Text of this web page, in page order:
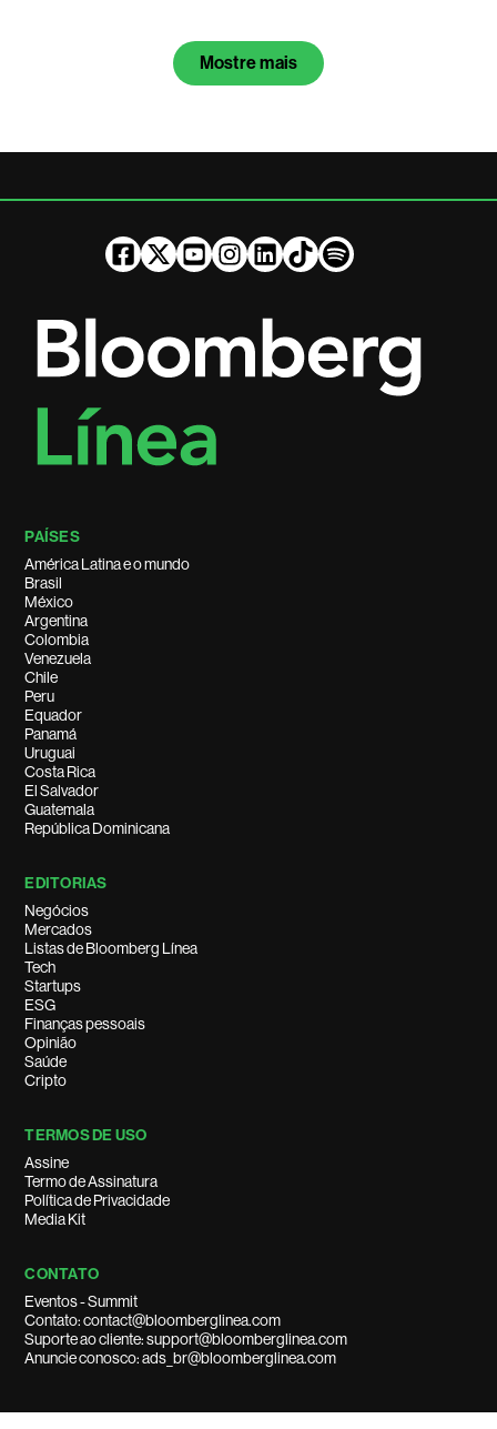
Mostre mais
PAÍSES
América Latina e o mundo
Brasil
México
Argentina
Colombia
Venezuela
Chile
Peru
Equador
Panamá
Uruguai
Costa Rica
El Salvador
Guatemala
República Dominicana
EDITORIAS
Negócios
Mercados
Listas de Bloomberg Línea
Tech
Startups
ESG
Finanças pessoais
Opinião
Saúde
Cripto
TERMOS DE USO
Assine
Termo de Assinatura
Política de Privacidade
Media Kit
CONTATO
Eventos - Summit
Contato: contact@bloomberglinea.com
Suporte ao cliente: support@bloomberglinea.com
Anuncie conosco: ads_br@bloomberglinea.com